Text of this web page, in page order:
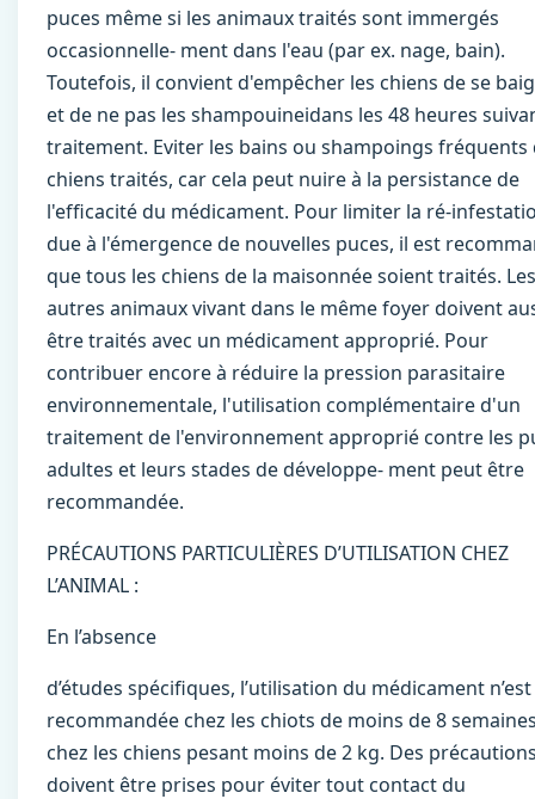
puces même si les animaux traités sont immergés
occasionnelle- ment dans l'eau (par ex. nage, bain).
Toutefois, il convient d'empêcher les chiens de se
et de ne pas les shampouineidans les 48 heures
traitement. Eviter les bains ou shampoings fréquents
chiens traités, car cela peut nuire à la persistance de
l'efﬁcacité du médicament. Pour limiter la ré-
due à l'émergence de nouvelles puces, il est
que tous les chiens de la maisonnée soient traités. Les
autres animaux vivant dans le même foyer doivent
être traités avec un médicament approprié. Pour
contribuer encore à réduire la pression parasitaire
environnementale, l'utilisation complémentaire d'un
traitement de l'environnement approprié contre les
adultes et leurs stades de développe- ment peut être
recommandée.
PRÉCAUTIONS PARTICULIÈRES D’UTILISATION CHEZ
L’ANIMAL :
En l’absence
d’études spéciﬁques, l’utilisation du médicament
recommandée chez les chiots de moins de 8
chez les chiens pesant moins de 2 kg. Des
doivent être prises pour éviter tout contact du